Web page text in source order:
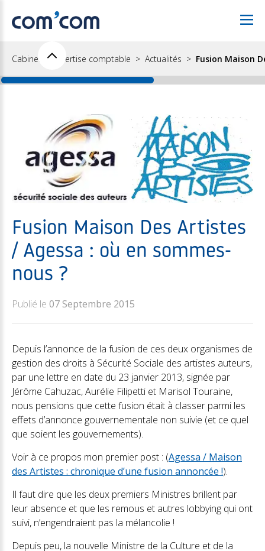
Cabinet d'expertise comptable Actualités Fusion Maison
Fusion Maison Des Artistes
/ Agessa : où en sommes-
nous ?
Publié le 07 Septembre 2015
Depuis l’annonce de la fusion de ces deux organismes de
gestion des droits à Sécurité Sociale des artistes auteurs,
par une lettre en date du 23 janvier 2013, signée par
Jérôme Cahuzac, Aurélie Filipetti et Marisol Touraine,
nous pensions que cette fusion était à classer parmi les
effets d’annonce gouvernementale non suivie (et ce quel
que soient les gouvernements).
Voir à ce propos mon premier post : (Agessa / Maison
des Artistes : chronique d’une fusion annoncée !).
Il faut dire que les deux premiers Ministres brillent par
leur absence et que les remous et autres lobbying qui ont
suivi, n’engendraient pas la mélancolie !
Depuis peu, la nouvelle Ministre de la Culture et de la